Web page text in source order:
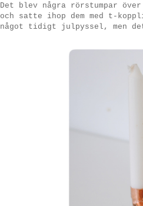
Det blev några rörstumpar
och satte ihop dem med t-
något tidigt julpyssel, men